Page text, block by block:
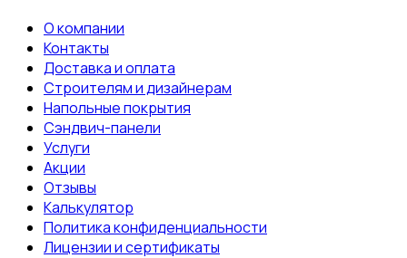
О компании
Контакты
Доставка и оплата
Строителям и дизайнерам
Напольные покрытия
Сэндвич-панели
Услуги
Акции
Отзывы
Калькулятор
Политика конфиденциальности
Лицензии и сертификаты